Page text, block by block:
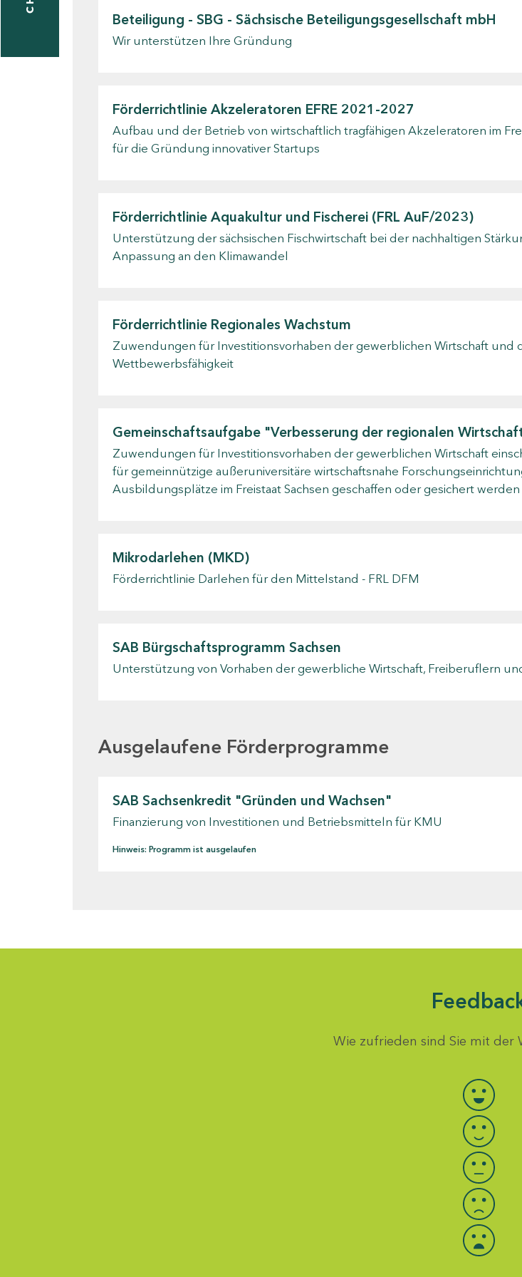
Beteiligung - SBG - Sächsische Beteiligungsgesellschaft mbH
Wir unterstützen Ihre Gründung
Förderrichtlinie Akzeleratoren EFRE 2021-2027
Aufbau und der Betrieb von wirtschaftlich tragfähigen Akzeleratoren im
für die Gründung innovativer Startups
Förderrichtlinie Aquakultur und Fischerei (FRL AuF/2023)
Unterstützung der sächsischen Fischwirtschaft bei der nachhaltigen
Anpassung an den Klimawandel
Förderrichtlinie Regionales Wachstum
Zuwendungen für Investitionsvorhaben der gewerblichen Wirtschaft und
Wettbewerbsfähigkeit
Gemeinschaftsaufgabe "Verbesserung der regionalen
Zuwendungen für Investitionsvorhaben der gewerblichen Wirtschaft
für gemeinnützige außeruniversitäre wirtschaftsnahe
Ausbildungsplätze im Freistaat Sachsen geschaffen oder gesichert werden
Mikrodarlehen (MKD)
Förderrichtlinie Darlehen für den Mittelstand - FRL DFM
SAB Bürgschaftsprogramm Sachsen
Unterstützung von Vorhaben der gewerbliche Wirtschaft, Freiberuflern
Ausgelaufene Förderprogramme
SAB Sachsenkredit "Gründen und Wachsen"
Finanzierung von Investitionen und Betriebsmitteln für KMU
Hinweis: Programm ist ausgelaufen
Wie zufrieden sind Sie mit der
Bewertung